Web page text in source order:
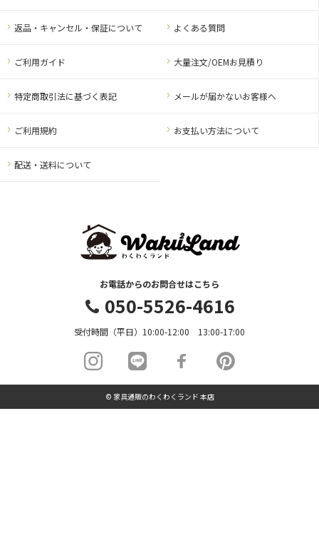
お電話からのお問合せはこちら
050-5526-4616
受付時間（平日）10:00-12:00 13:00-17:00
ご利用ガイド
ご利用規約
大量注文/OEMお見積り
お支払い方法について
よくある質問
特定商取引法に基づく表記
配送・送料について
メールが届かないお客様へ
返品・キャンセル・保証について
© 家具通販のわくわくランド 本店